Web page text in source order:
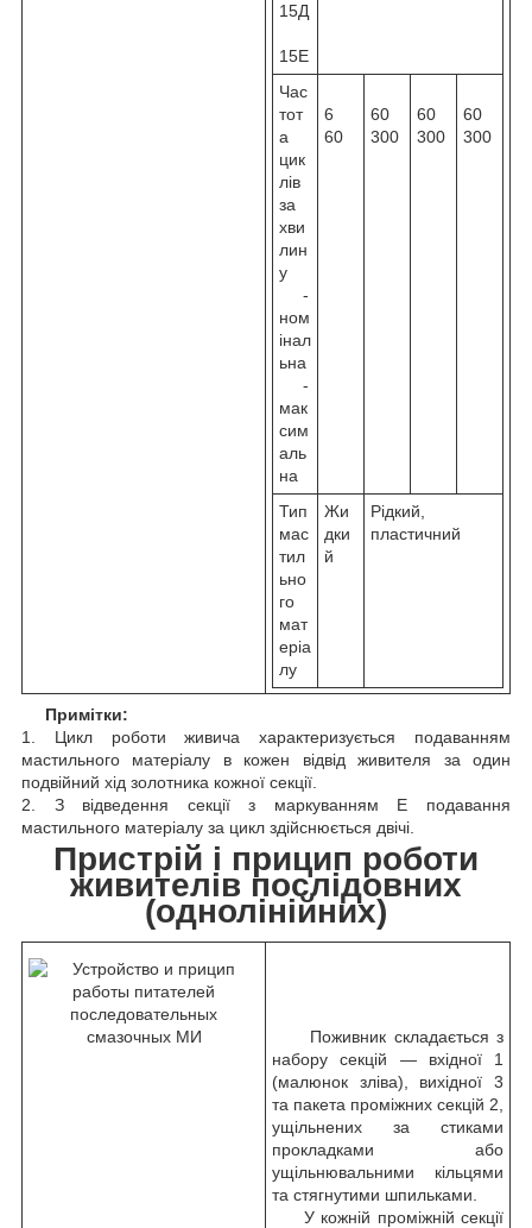
15Д
15Е
Час
тот
а
цик
лів
за
хви
лин
у
-
ном
інал
ьна
-
мак
сим
аль
на
6
60
60
300
60
300
60
300
Тип
мас
тил
ьно
го
мат
еріа
лу
Жи
дки
й
Рідкий,
пластичний
Примітки:
1. Цикл роботи живича характеризується подаванням
мастильного матеріалу в кожен відвід живителя за один
подвійний хід золотника кожної секції.
2. З відведення секції з маркуванням Е подавання
мастильного матеріалу за цикл здійснюється двічі.
Пристрій і прицип роботи
живителів послідовних
(однолінійних)
Поживник складається з
набору секцій — вхідної 1
(малюнок зліва), вихідної 3
та пакета проміжних секцій 2,
ущільнених за стиками
прокладками або
ущільнювальними кільцями
та стягнутими шпильками.
У кожній проміжній секції